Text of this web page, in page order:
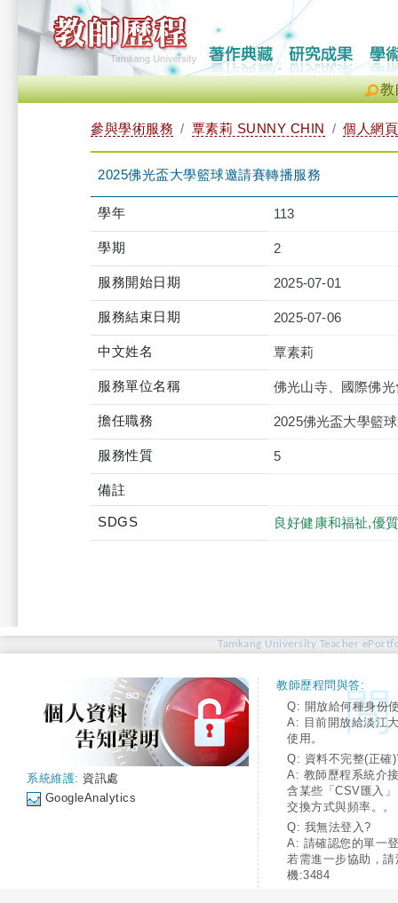
教
參與學術服務 覃素莉 SUNNY CHIN 個人網頁
2025佛光盃大學籃球邀請賽轉播服務
學年 113
學期 2
服務開始日期 2025-07-01
服務結束日期 2025-07-06
中文姓名 覃素莉
服務單位名稱 佛光山寺、國際佛
擔任職務 2025佛光盃大學籃
服務性質 5
備註
SDGS 良好健康和福祉,優
Tamkang University Teacher
系統維護: 資訊處
GoogleAnalytics
教師歷程問與答:
Q: 開放給何種身份
A: 目前開放給淡江
使用。
Q: 資料不完整(正確
A: 教師歷程系統介
含某些「CSV匯入
交換方式與頻率。。
Q: 我無法登入?
A: 請確認您的單一
若需進一步協助，
機:3484